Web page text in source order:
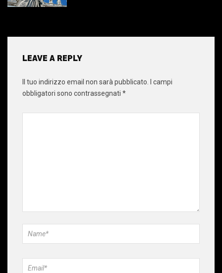
LEAVE A REPLY
Il tuo indirizzo email non sarà pubblicato.
I campi
obbligatori sono contrassegnati *